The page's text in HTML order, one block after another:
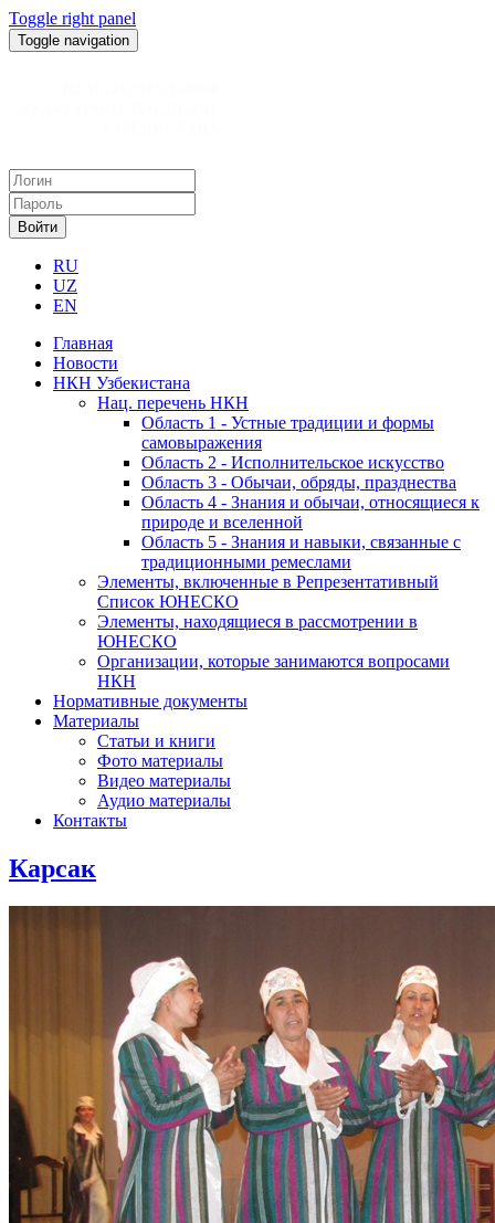
Toggle right panel
Toggle navigation
Войти
RU
UZ
EN
Главная
Новости
НКН Узбекистана
Нац. перечень НКН
Область 1 - Устные традиции и формы
самовыражения
Область 2 - Исполнительское искусство
Область 3 - Обычаи, обряды, празднества
Область 4 - Знания и обычаи, относящиеся к
природе и вселенной
Область 5 - Знания и навыки, связанные с
традиционными ремеслами
Элементы, включенные в Репрезентативный
Список ЮНЕСКО
Элементы, находящиеся в рассмотрении в
ЮНЕСКО
Организации, которые занимаются вопросами
НКН
Нормативные документы
Материалы
Статьи и книги
Фото материалы
Видео материалы
Аудио материалы
Контакты
Карсак